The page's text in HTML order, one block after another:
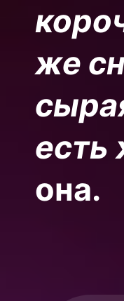
же
есть
она.